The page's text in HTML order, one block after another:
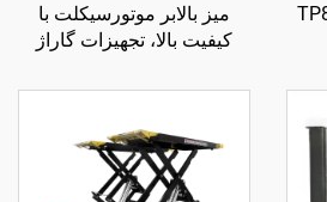
میز بالابر موتورسیکلت با
کیفیت بالا، تجهیزات گاراژ